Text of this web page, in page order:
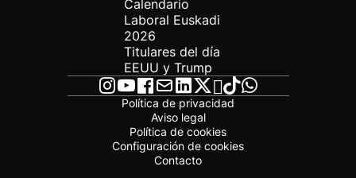
Calendario
Laboral Euskadi
2026
Titulares del día
EEUU y Trump
Política de privacidad
Aviso legal
Política de cookies
Configuración de cookies
Contacto